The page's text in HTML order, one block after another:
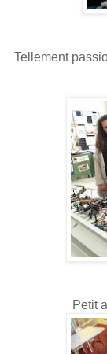
Tellement
Petit